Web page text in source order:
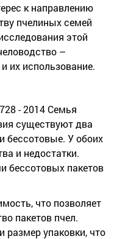
к направлению
пчелиных семей
этой
–
их использование.
- 2014 Семья
существуют два
бессотовые. У обоих
и недостатки.
пакетов
что позволяет
пакетов пчел.
размер упаковки, что